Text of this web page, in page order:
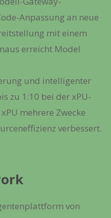
Anpassung an neue
mit einem
erreicht Model
und intelligenter
zu 1:10 bei der xPU-
mehrere Zwecke
verbessert.
von